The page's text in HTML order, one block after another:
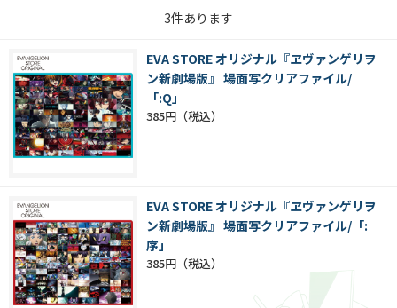
3件あります
EVA STORE オリジナル『ヱヴァンゲリヲ
ン新劇場版』 場面写クリアファイル/
「:Q」
385円
EVA STORE オリジナル『ヱヴァンゲリヲ
ン新劇場版』 場面写クリアファイル/「:
序」
385円